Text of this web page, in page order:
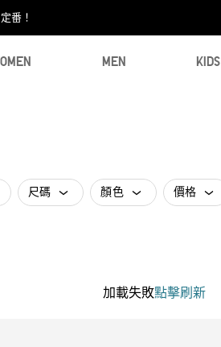
番！​
MEN KIDS
尺碼 顏色 價格
加載失敗點擊刷新